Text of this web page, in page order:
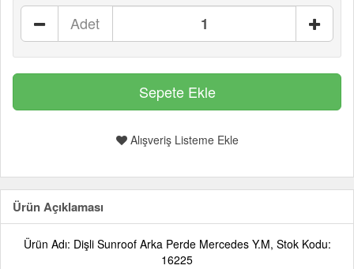
Adet
Alışveriş Listeme Ekle
Ürün Açıklaması
Ürün Adı: Dişli Sunroof Arka Perde Mercedes Y.M, Stok Kodu:
16225